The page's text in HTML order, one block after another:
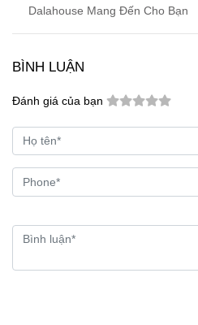
Dalahouse Mang Đến Cho Bạn
BÌNH LUẬN
Đánh giá của bạn